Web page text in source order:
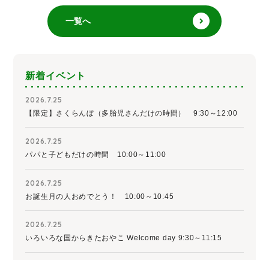
一覧へ
新着イベント
2026.7.25
【限定】さくらんぼ（多胎児さんだけの時間） 9:30～12:00
2026.7.25
パパと子どもだけの時間 10:00～11:00
2026.7.25
お誕生月の人おめでとう！ 10:00～10:45
2026.7.25
いろいろな国からきたおやこ Welcome day 9:30～11:15